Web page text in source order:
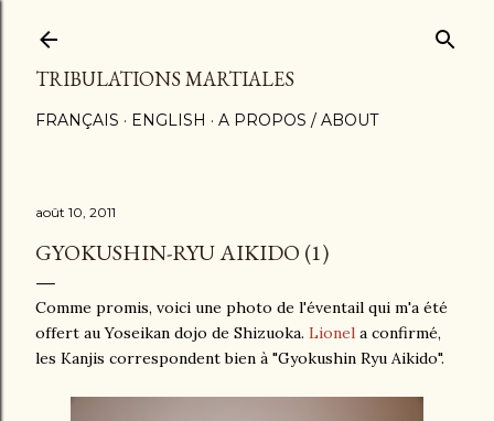
TRIBULATIONS MARTIALES
FRANÇAIS ENGLISH A PROPOS / ABOUT
août 10, 2011
GYOKUSHIN-RYU AIKIDO (1)
Comme promis, voici une photo de l'éventail qui m'a été
offert au Yoseikan dojo de Shizuoka. Lionel a confirmé,
les Kanjis correspondent bien à "Gyokushin Ryu Aikido".